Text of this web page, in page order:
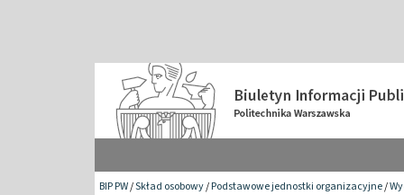
BIP PW/Skład osobowy/Podstawowe jednostki organizacyjne/